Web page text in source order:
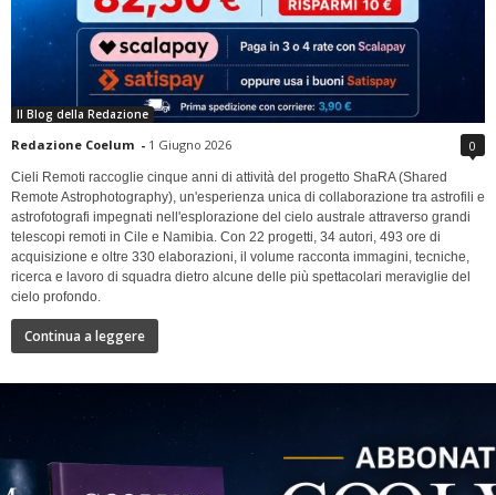
Il Blog della Redazione
Redazione Coelum - 1 Giugno 2026 0
Cieli Remoti raccoglie cinque anni di attività del progetto ShaRA (Shared
Remote Astrophotography), un'esperienza unica di collaborazione tra astrofili e
astrofotografi impegnati nell'esplorazione del cielo australe attraverso grandi
telescopi remoti in Cile e Namibia. Con 22 progetti, 34 autori, 493 ore di
acquisizione e oltre 330 elaborazioni, il volume racconta immagini, tecniche,
ricerca e lavoro di squadra dietro alcune delle più spettacolari meraviglie del
cielo profondo.
Continua a leggere